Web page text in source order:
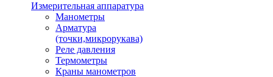
Измерительная аппаратура
Манометры
Арматура
(точки,микрорукава)
Реле давления
Термометры
Краны манометров